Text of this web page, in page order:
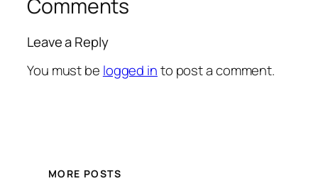
Comments
Leave a Reply
You must be logged into post a comment.
MORE POSTS